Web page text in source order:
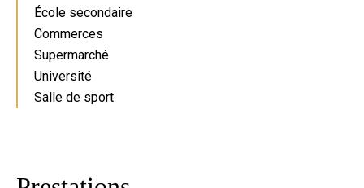
École secondaire
Commerces
Supermarché
Université
Salle de sport